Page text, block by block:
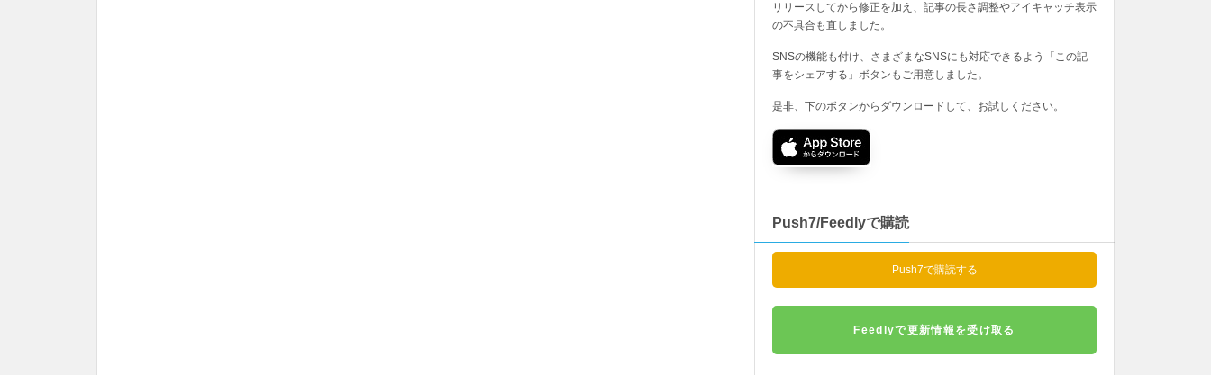
リリースしてから修正を加え、記事の長さ調整やアイキャッチ表示
の不具合も直しました。
SNSの機能も付け、さまざまなSNSにも対応できるよう「この記
事をシェアする」ボタンもご用意しました。
是非、下のボタンからダウンロードして、お試しください。
Push7/Feedlyで購読
Push7で購読する
Feedlyで更新情報を受け取る